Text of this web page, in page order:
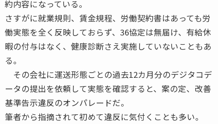
約内容になっている。
さすがに就業規則、賃金規程、労働契約書はあっても労
働実態を全く反映しておらず、36協定は無届け、有給休
暇の付与はなく、健康診断さえ実施していないこともあ
る。
その会社に運送形態ごとの過去12カ月分のデジタコデ
ータの提出を依頼して実態を確認すると、案の定、改善
基準告示違反のオンパレードだ。
筆者から指摘されて初めて違反に気付くことも多い。